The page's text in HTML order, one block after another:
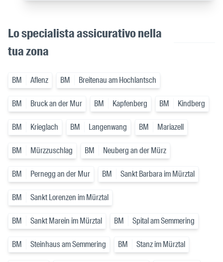
Lo specialista assicurativo nella
tua zona
BM Aflenz BM Breitenau am Hochlantsch
BM Bruck an der Mur BM Kapfenberg BM Kindberg
BM Krieglach BM Langenwang BM Mariazell
BM Mürzzuschlag BM Neuberg an der Mürz
BM Pernegg an der Mur BM Sankt Barbara im Mürztal
BM Sankt Lorenzen im Mürztal
BM Sankt Marein im Mürztal BM Spital am Semmering
BM Steinhaus am Semmering BM Stanz im Mürztal